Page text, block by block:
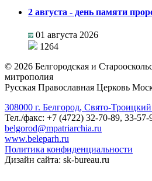
2 августа - день памяти
01 августа 2026
1264
© 2026 Белгородская и
митрополия
Русская Православная Церковь
308000 г. Белгород, Свято-Троицкий
Тел./факс: +7 (4722) 32-70-89, 33-57-
belgorod@mpatriarchia.ru
www.beleparh.ru
Политика конфиденциальности
Дизайн сайта: sk-bureau.ru